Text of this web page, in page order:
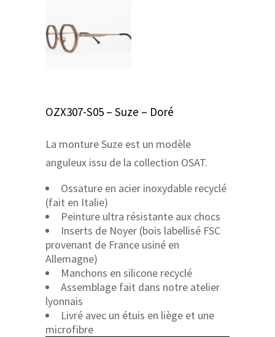
OZX307-S05 – Suze – Doré
La monture Suze est un modèle
anguleux issu de la collection OSAT.
Ossature en acier inoxydable recyclé
(fait en Italie)
Peinture ultra résistante aux chocs
Inserts de Noyer (bois labellisé FSC
provenant de France usiné en
Allemagne)
Manchons en silicone recyclé
Assemblage fait dans notre atelier
lyonnais
Livré avec un étuis en liège et une
microfibre